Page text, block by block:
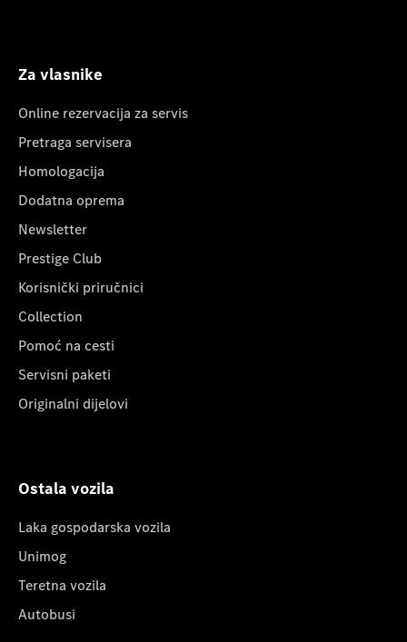
Za vlasnike
Online rezervacija za servis
Pretraga servisera
Homologacija
Dodatna oprema
Newsletter
Prestige Club
Korisnički priručnici
Collection
Pomoć na cesti
Servisni paketi
Originalni dijelovi
Ostala vozila
Laka gospodarska vozila
Unimog
Teretna vozila
Autobusi